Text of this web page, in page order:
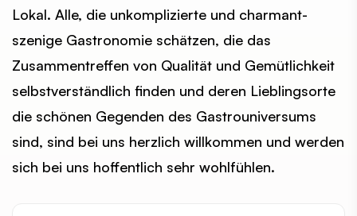
Lokal. Alle, die unkomplizierte und charmant-
szenige Gastronomie schätzen, die das
Zusammentreffen von Qualität und Gemütlichkeit
selbstverständlich finden und deren Lieblingsorte
die schönen Gegenden des Gastrouniversums
sind, sind bei uns herzlich willkommen und werden
sich bei uns hoffentlich sehr wohlfühlen.